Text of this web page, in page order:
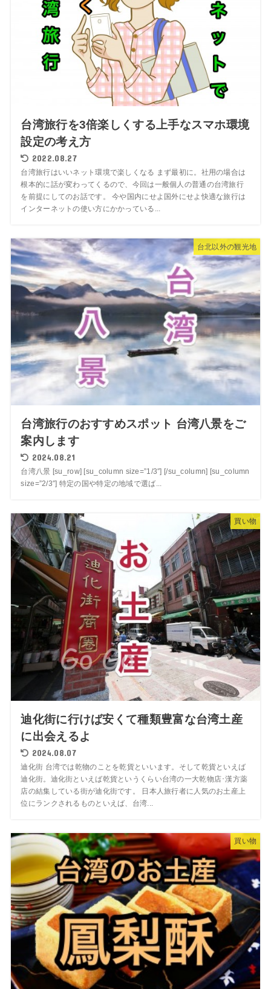
台湾旅行を3倍楽しくする上手なスマホ環境
設定の考え方
2022.08.27
台湾旅行はいいネット環境で楽しくなる まず最初に。社用の場合は
根本的に話が変わってくるので、今回は一般個人の普通の台湾旅行
を前提にしてのお話です。 今や国内にせよ国外にせよ快適な旅行は
インターネットの使い方にかかっている...
台北以外の観光地
台湾旅行のおすすめスポット 台湾八景をご
案内します
2024.08.21
台湾八景 [su_row] [su_column size=”1/3″] [/su_column] [su_column
size=”2/3″] 特定の国や特定の地域で選ば...
買い物
迪化街に行けば安くて種類豊富な台湾土産
に出会えるよ
2024.08.07
迪化街 台湾では乾物のことを乾貨といいます。そして乾貨といえば
迪化街。迪化街といえば乾貨というくらい台湾の一大乾物店･漢方薬
店の結集している街が迪化街です。 日本人旅行者に人気のお土産上
位にランクされるものといえば、台湾...
買い物